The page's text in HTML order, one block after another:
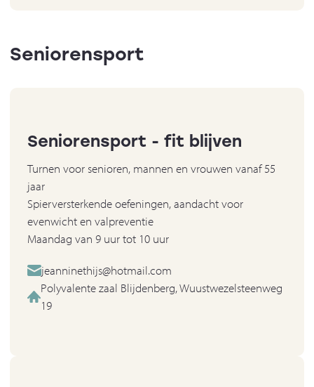
Seniorensport
Seniorensport - fit blijven
Turnen voor senioren, mannen en vrouwen vanaf 55
jaar
Spierversterkende oefeningen, aandacht voor
evenwicht en valpreventie
Maandag van 9 uur tot 10 uur
jeanninethijs@hotmail.com
Polyvalente zaal Blijdenberg, Wuustwezelsteenweg
19